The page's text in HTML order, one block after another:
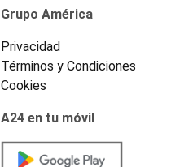
Grupo América
Privacidad
Términos y Condiciones
Cookies
A24 en tu móvil